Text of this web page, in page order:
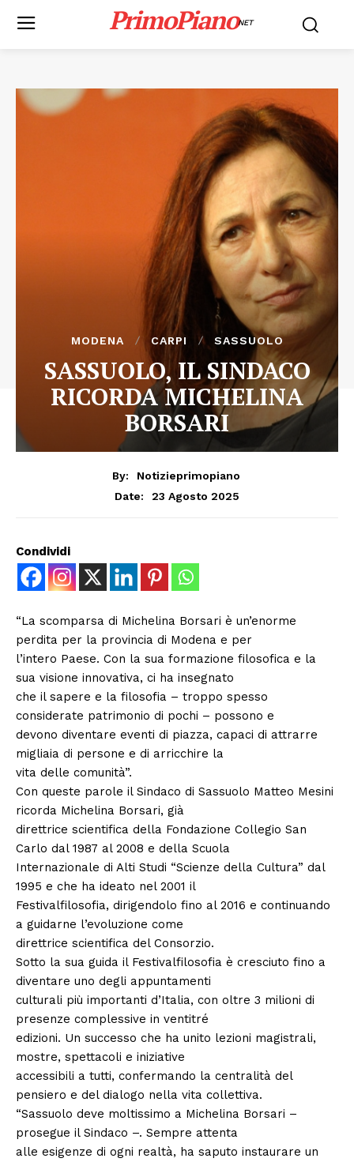
PrimoPianoNET
MODENA CARPI SASSUOLO
SASSUOLO, IL SINDACO
RICORDA MICHELINA
BORSARI
By:
Notizieprimopiano
Date:
23 Agosto 2025
Condividi
“La scomparsa di Michelina Borsari è un’enorme
perdita per la provincia di Modena e per
l’intero Paese. Con la sua formazione filosofica e la
sua visione innovativa, ci ha insegnato
che il sapere e la filosofia – troppo spesso
considerate patrimonio di pochi – possono e
devono diventare eventi di piazza, capaci di attrarre
migliaia di persone e di arricchire la
vita delle comunità”.
Con queste parole il Sindaco di Sassuolo Matteo Mesini
ricorda Michelina Borsari, già
direttrice scientifica della Fondazione Collegio San
Carlo dal 1987 al 2008 e della Scuola
Internazionale di Alti Studi “Scienze della Cultura” dal
1995 e che ha ideato nel 2001 il
Festivalfilosofia, dirigendolo fino al 2016 e continuando
a guidarne l’evoluzione come
direttrice scientifica del Consorzio.
Sotto la sua guida il Festivalfilosofia è cresciuto fino a
diventare uno degli appuntamenti
culturali più importanti d’Italia, con oltre 3 milioni di
presenze complessive in ventitré
edizioni. Un successo che ha unito lezioni magistrali,
mostre, spettacoli e iniziative
accessibili a tutti, confermando la centralità del
pensiero e del dialogo nella vita collettiva.
“Sassuolo deve moltissimo a Michelina Borsari –
prosegue il Sindaco –. Sempre attenta
alle esigenze di ogni realtà, ha saputo instaurare un